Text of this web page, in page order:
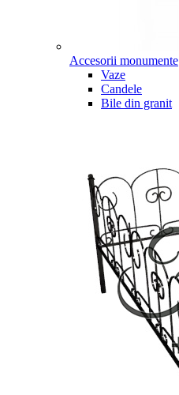
Accesorii monumente
Vaze
Candele
Bile din granit